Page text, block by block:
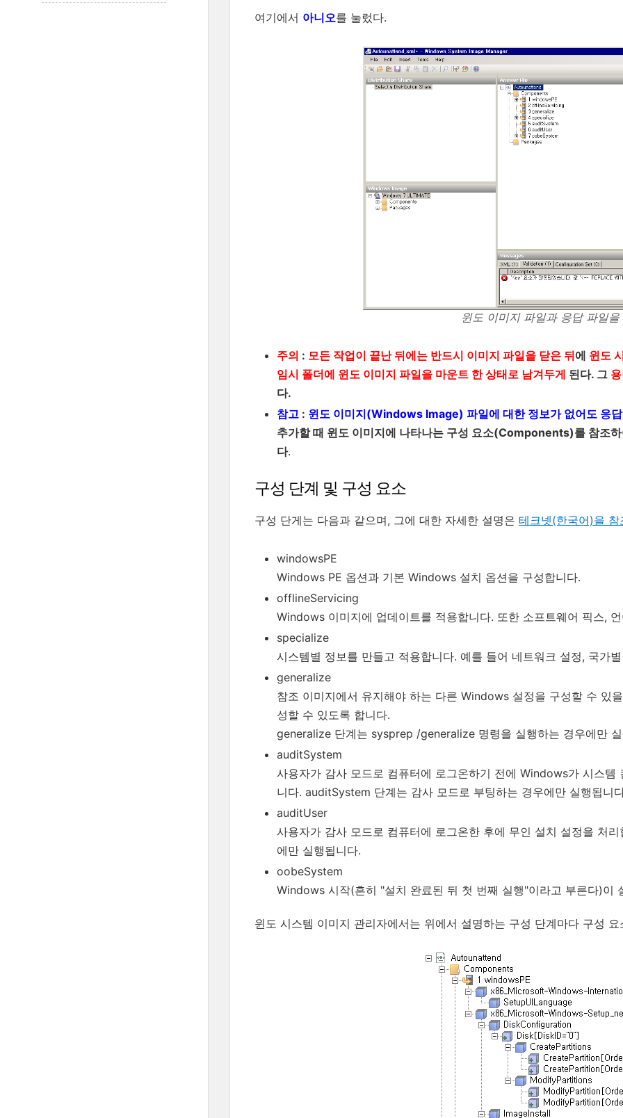
여기에서 아니오를 눌렀다.
윈도 이미지 파일과 응답 파일
주의 : 모든 작업이 끝난 뒤에는 반드시 이미지 파일을 닫은 뒤에 윈도
임시 폴더에 윈도 이미지 파일을 마운트 한 상태로 남겨두게 된다. 그
다.
참고 : 윈도 이미지(Windows Image) 파일에 대한 정보가 없어도 응
추가할 때 윈도 이미지에 나타나는 구성 요소(Components)를 참조
다.
구성 단계 및 구성 요소
구성 단게는 다음과 같으며, 그에 대한 자세한 설명은 테크넷(한국어)을 참
windowsPE
Windows PE 옵션과 기본 Windows 설치 옵션을 구성합니다.
offlineServicing
Windows 이미지에 업데이트를 적용합니다. 또한 소프트웨어 픽스,
specialize
시스템별 정보를 만들고 적용합니다. 예를 들어 네트워크 설정, 국가
generalize
참조 이미지에서 유지해야 하는 다른 Windows 설정을 구성할 수
성할 수 있도록 합니다.
generalize 단계는 sysprep /generalize 명령을 실행하는 경우에만
auditSystem
사용자가 감사 모드로 컴퓨터에 로그온하기 전에 Windows가 시스
니다. auditSystem 단계는 감사 모드로 부팅하는 경우에만 실행됩니
auditUser
사용자가 감사 모드로 컴퓨터에 로그온한 후에 무인 설치 설정을 처
에만 실행됩니다.
oobeSystem
Windows 시작(흔히 "설치 완료된 뒤 첫 번째 실행"이라고 부른다)이
윈도 시스템 이미지 관리자에서는 위에서 설명하는 구성 단계마다 구성